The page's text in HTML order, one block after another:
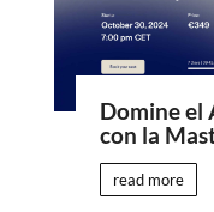
Domine el
con la
read more